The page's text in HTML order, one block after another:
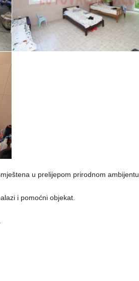
u prelijepom prirodnom ambijentu.
i pomoćni objekat.